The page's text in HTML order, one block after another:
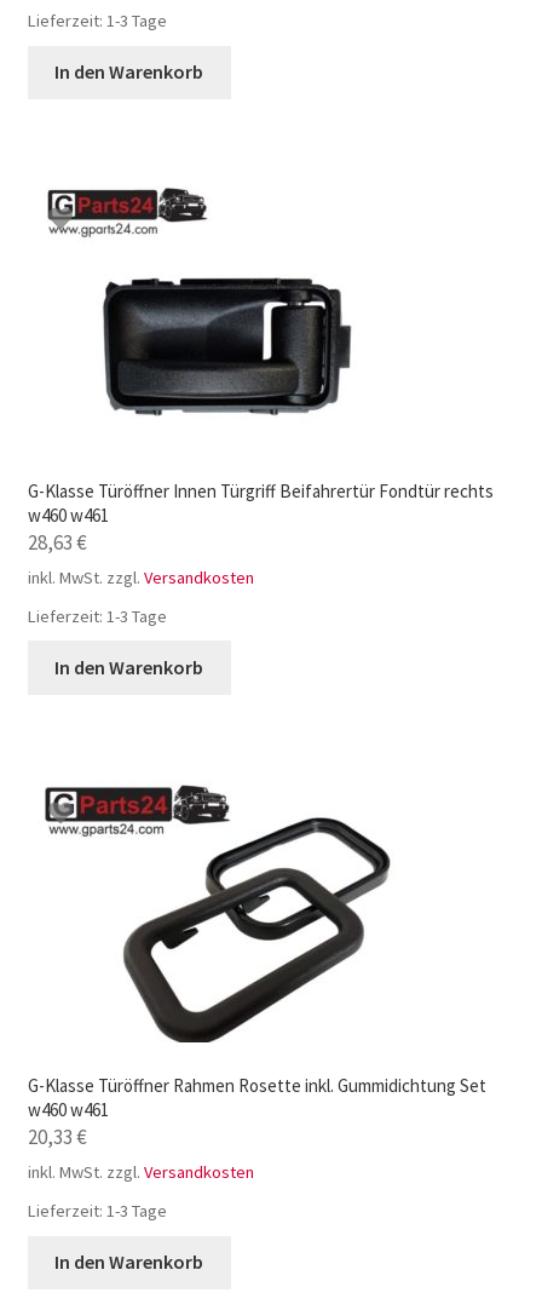
Lieferzeit: 1-3 Tage
In den Warenkorb
G-Klasse Türöffner Innen Türgriff Beifahrertür Fondtür rechts
w460 w461
28,63€
inkl. MwSt. zzgl. Versandkosten
Lieferzeit: 1-3 Tage
In den Warenkorb
G-Klasse Türöffner Rahmen Rosette inkl. Gummidichtung Set
w460 w461
20,33€
inkl. MwSt. zzgl. Versandkosten
Lieferzeit: 1-3 Tage
In den Warenkorb